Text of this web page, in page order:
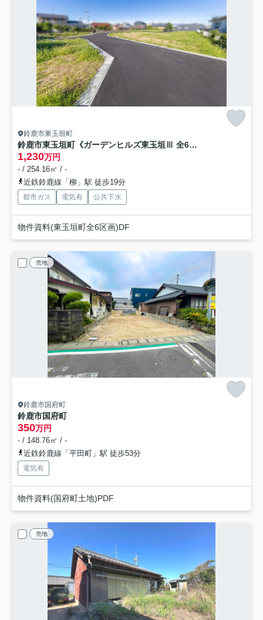
鈴鹿市東玉垣町
鈴鹿市東玉垣町《ガーデンヒルズ東玉垣Ⅲ 全6区画》
1,230万円
- / 254.16㎡ / -
近鉄鈴鹿線「柳」駅 徒歩19分
都市ガス 電気有 公共下水
物件資料(東玉垣町全6区画)DF
売地
鈴鹿市国府町
鈴鹿市国府町
350万円
- / 148.76㎡ / -
近鉄鈴鹿線「平田町」駅 徒歩53分
電気有
物件資料(国府町土地)PDF
売地